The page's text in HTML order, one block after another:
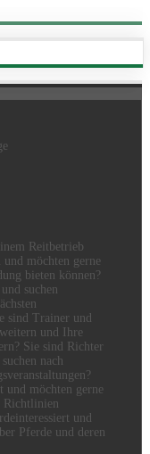
Reitbetrieb
möchten gerne
bieten können?
suchen
sind Trainer und
und Ihre
Sie sind Richter
nach
möchten gerne
Richtlinien
und
Pferde und deren